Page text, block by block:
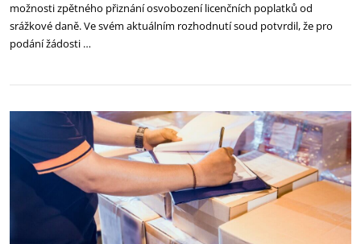
možnosti zpětného přiznání osvobození licenčních poplatků od
srážkové daně. Ve svém aktuálním rozhodnutí soud potvrdil, že pro
podání žádosti …